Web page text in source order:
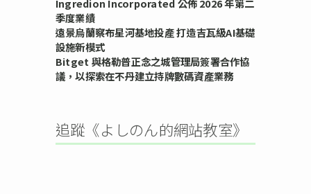
Ingredion Incorporated 公佈 2026 年第二
季度業績
遠景烏蘭察布星河基地投產 打造吉瓦級AI基礎
設施新模式
Bitget 與格勒普正念之城管理局簽署合作協
議，以探索在不丹建立持牌數碼資產業務
追蹤《よしのん的網站教室》